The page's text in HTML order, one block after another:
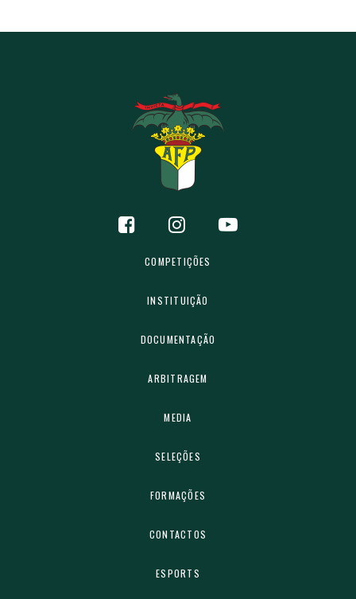
COMPETIÇÕES
INSTITUIÇÃO
DOCUMENTAÇÃO
ARBITRAGEM
MEDIA
SELEÇÕES
FORMAÇÕES
CONTACTOS
ESPORTS